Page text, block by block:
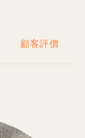
顧客評價